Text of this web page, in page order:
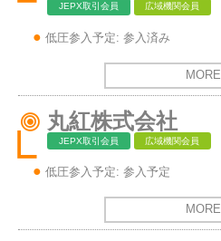
JEPX取引会員 広域機関会員
低圧参入予定: 参入済み
MORE
丸紅株式会社
JEPX取引会員 広域機関会員
低圧参入予定: 参入予定
MORE